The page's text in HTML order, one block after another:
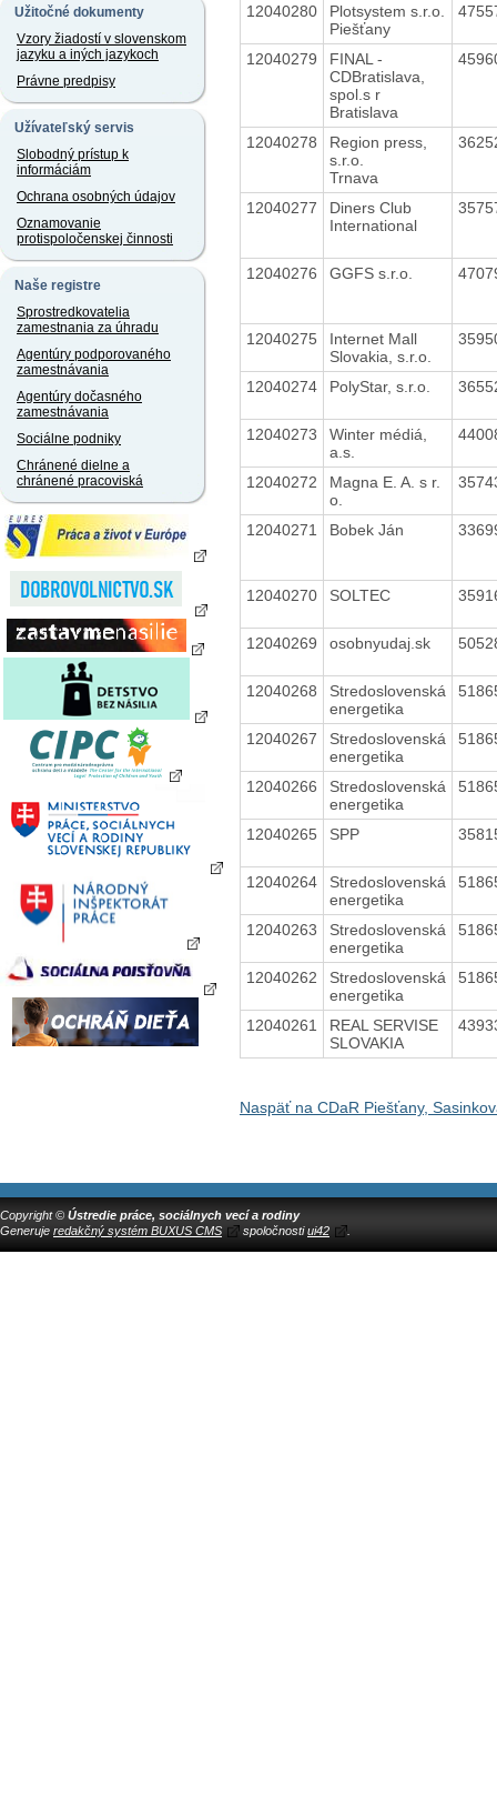
Užitočné dokumenty
Vzory žiadostí v slovenskom
jazyku a iných jazykoch
Právne predpisy
Užívateľský servis
Slobodný prístup k
informáciám
Ochrana osobných údajov
Oznamovanie
protispoločenskej činnosti
Naše registre
Sprostredkovatelia
zamestnania za úhradu
Agentúry podporovaného
zamestnávania
Agentúry dočasného
zamestnávania
Sociálne podniky
Chránené dielne a
chránené pracoviská
12040280
Plotsystem s.r.o.
Piešťany
12040279
FINAL -
CDBratislava,
spol.s r
Bratislava
12040278
Region press,
s.r.o.
Trnava
12040277
Diners Club
International
12040276 GGFS s.r.o.
12040275
Internet Mall
Slovakia, s.r.o.
12040274 PolyStar, s.r.o.
12040273
Winter médiá,
a.s.
12040272
Magna E. A. s r.
o.
12040271 Bobek Ján
12040270 SOLTEC
12040269 osobnyudaj.sk
12040268
Stredoslovenská
energetika
12040267
Stredoslovenská
energetika
12040266
Stredoslovenská
energetika
12040265 SPP
12040264
Stredoslovenská
energetika
12040263
Stredoslovenská
energetika
12040262
Stredoslovenská
energetika
12040261
REAL SERVISE
SLOVAKIA
Naspäť na CDaR Piešťany,
Copyright © Ústredie práce, sociálnych vecí a rodiny
Generuje redakčný systém BUXUS CMS spoločnostiui42